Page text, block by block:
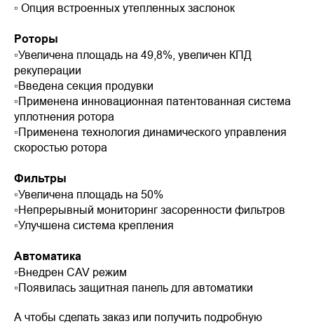
▫️ Опция встроенных утепленных заслонок
Роторы
▫️Увеличена площадь на 49,8%, увеличен КПД
рекуперации
▫️Введена секция продувки
▫️Применена инновационная патентованная система
уплотнения ротора
▫️Применена технология динамического управления
скоростью ротора
Фильтры
▫️Увеличена площадь на 50%
▫️Непрерывный мониторинг засоренности фильтров
▫️Улучшена система крепления
Автоматика
▫️Внедрен CAV режим
▫️Появилась защитная панель для автоматики
А чтобы сделать заказ или получить подробную